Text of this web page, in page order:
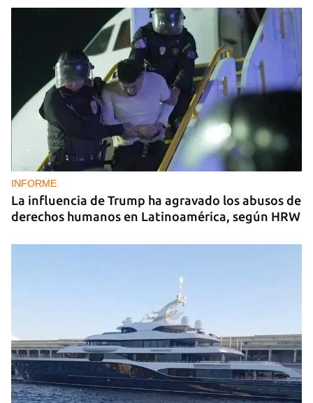
INFORME
La influencia de Trump ha agravado los abusos de
derechos humanos en Latinoamérica, según HRW